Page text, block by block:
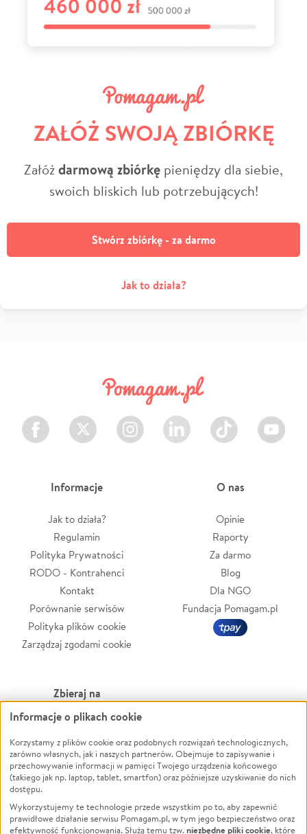
ZAŁÓŻ SWOJĄ ZBIÓRKĘ
Załóżdarmową zbiórkę pieniędzy dla siebie,
swoich bliskich lub potrzebujących!
Stwórz zbiórkę - za darmo
Jak to działa?
Facebook Twitter Instagram LinkedIn TikTok Youtube
Informacje
Jak to działa?
Regulamin
Polityka Prywatności
RODO - Kontrahenci
Kontakt
Porównanie serwisów
Polityka plików cookie
Zarządzaj zgodami cookie
O nas
Opinie
Raporty
Za darmo
Blog
Dla NGO
Fundacja Pomagam.pl
Zbieraj na
Leczenie
Zwierzęta
Pożar
Ukraina
Pomoc Finansowa
Powódź
Wichura
NGO
Edukacja
Informacje o plikach cookie
Korzystamy z plików cookie oraz podobnych rozwiązań technologicznych,
zarówno własnych, jak i naszych partnerów. Obejmuje to zapisywanie i
przechowywanie informacji w pamięci Twojego urządzenia końcowego
(takiego jak np. laptop, tablet, smartfon) oraz późniejsze uzyskiwanie do nich
dostępu.
Wykorzystujemy te technologie przede wszystkim po to, aby zapewnić
prawidłowe działanie serwisu Pomagam.pl, w tym jego bezpieczeństwo oraz
efektywność funkcjonowania. Służą temu tzw.niezbędne pliki cookie, które